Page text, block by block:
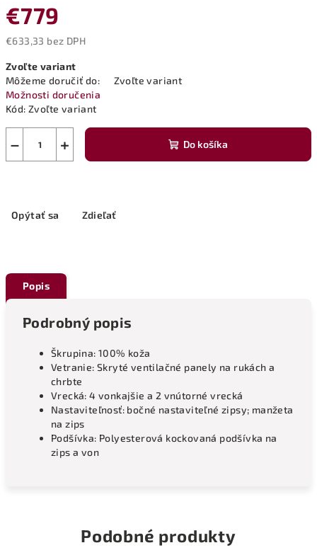
€779
€633,33 bez DPH
cena:
Zvoľte variant
Môžeme doručiť do:
Zvoľte variant
Možnosti doručenia
Kód: Zvoľte variant
+
− Do košíka
Opýtať sa Zdieľať
Popis
Podrobný popis
Škrupina: 100% koža
Vetranie: Skryté ventilačné panely na rukách a
chrbte
Vrecká: 4 vonkajšie a 2 vnútorné vrecká
Nastaviteľnosť: bočné nastaviteľné zipsy; manžeta
na zips
Podšívka: Polyesterová kockovaná podšívka na
zips a von
Podobné produkty